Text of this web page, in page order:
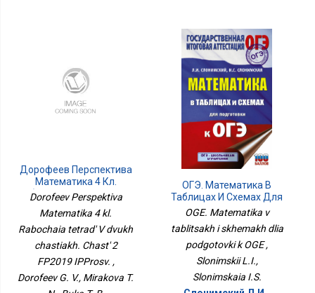
Дорофеев Перспектива
Математика 4 Кл.
Рабочая Тетрадь В Двух
Частях. Часть 2 ФП2019
ИППросв.
Dorofeev Perspektiva
Matematika 4 kl.
Rabochaia tetrad' V dvukh
chastiakh. Chast' 2
FP2019 IPProsv. ,
Dorofeev G. V., Mirakova T.
ОГЭ. Математика В
Таблицах И Схемах Для
Подготовки К ОГЭ
OGE. Matematika v
tablitsakh i skhemakh dlia
podgotovki k OGE ,
Slonimskii L.I.,
Slonimskaia I.S.